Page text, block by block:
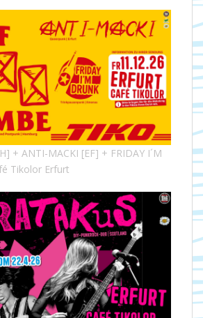
+ ANTI-MACKI [EF] + FRIDAY I´M
Tikolor Erfurt